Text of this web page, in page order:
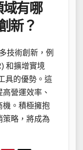
域有哪
新？
技術創新，例
和擴增實境
具的優勢。這
營運效率、
機。積極擁抱
策略，將成為